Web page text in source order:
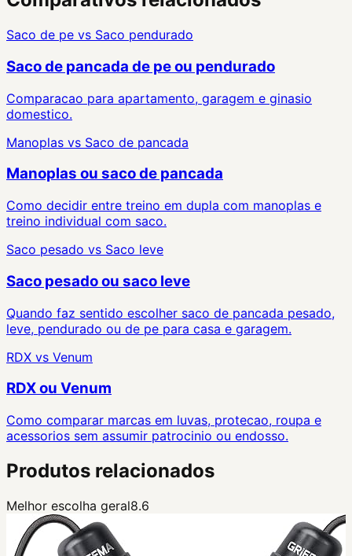
Saco de pe vs Saco pendurado
Saco de pancada de pe ou pendurado
Comparacao para apartamento, garagem e ginasio
domestico.
Manoplas vs Saco de pancada
Manoplas ou saco de pancada
Como decidir entre treino em dupla com manoplas e
treino individual com saco.
Saco pesado vs Saco leve
Saco pesado ou saco leve
Quando faz sentido escolher saco de pancada pesado,
leve, pendurado ou de pe para casa e garagem.
RDX vs Venum
RDX ou Venum
Como comparar marcas em luvas, protecao, roupa e
acessorios sem assumir patrocinio ou endosso.
Produtos relacionados
Melhor escolha geral8.6